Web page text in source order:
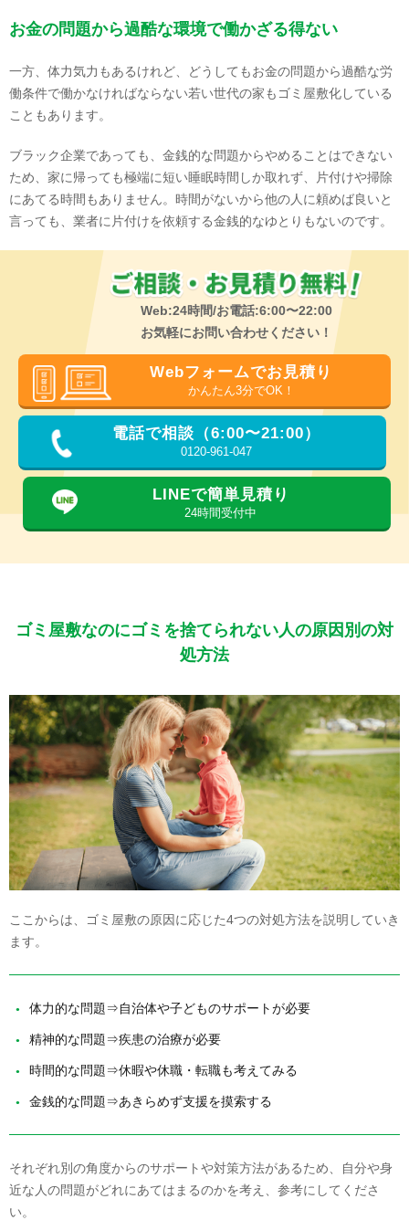
お金の問題から過酷な環境で働かざる得ない
一方、体力気力もあるけれど、どうしてもお金の問題から過酷な労
働条件で働かなければならない若い世代の家もゴミ屋敷化している
こともあります。
ブラック企業であっても、金銭的な問題からやめることはできない
ため、家に帰っても極端に短い睡眠時間しか取れず、片付けや掃除
にあてる時間もありません。時間がないから他の人に頼めば良いと
言っても、業者に片付けを依頼する金銭的なゆとりもないのです。
Web:24時間/お電話:6:00〜22:00
お気軽にお問い合わせください！
Webフォームでお見積り
かんたん3分でOK！
電話で相談（6:00〜21:00）
0120-961-047
LINEで簡単見積り
24時間受付中
ゴミ屋敷なのにゴミを捨てられない人の原因別の対
処方法
ここからは、ゴミ屋敷の原因に応じた4つの対処方法を説明していき
ます。
体力的な問題⇒自治体や子どものサポートが必要
精神的な問題⇒疾患の治療が必要
時間的な問題⇒休暇や休職・転職も考えてみる
金銭的な問題⇒あきらめず支援を摸索する
それぞれ別の角度からのサポートや対策方法があるため、自分や身
近な人の問題がどれにあてはまるのかを考え、参考にしてくださ
い。